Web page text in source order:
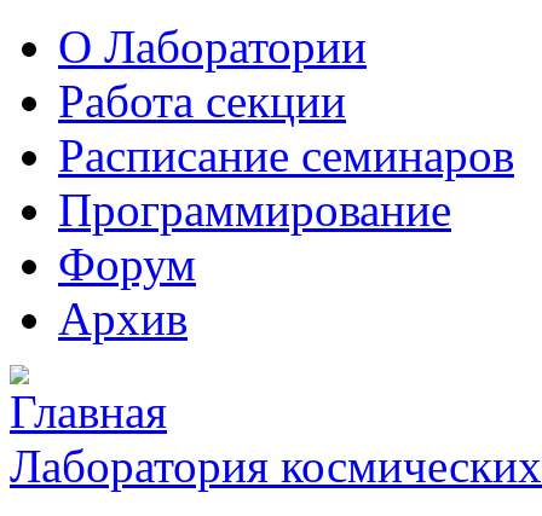
О Лаборатории
Работа секции
Расписание семинаров
Программирование
Форум
Архив
Лаборатория